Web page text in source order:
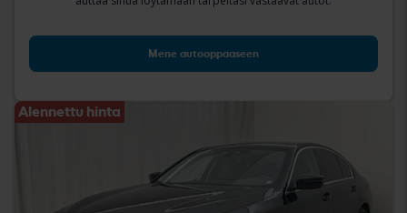
Mene autooppaaseen
Alennettu hinta